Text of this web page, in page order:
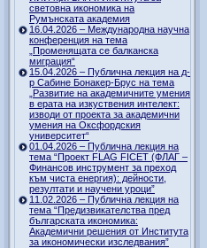
световна икономика на
Румънската академия
16.04.2026 – Международна научна
конференция на тема
„Променящата се балканска
миграция“
15.04.2026 – Публична лекция на д-
р Сабине Бонакер-Брус на тема
„Развитие на академичните умения
в ерата на изкуствения интелект:
изводи от проекта за академични
умения на Оксфордския
университет“
01.04.2026 – Публична лекция на
тема “Проект FLAG FICET (ФЛАГ –
Финансов инструмент за преход
към чиста енергия): дейности,
резултати и научени уроци”
11.02.2026 – Публична лекция на
тема “Предизвикателства пред
българската икономика:
Академични решения от Института
за икономически изследвания”